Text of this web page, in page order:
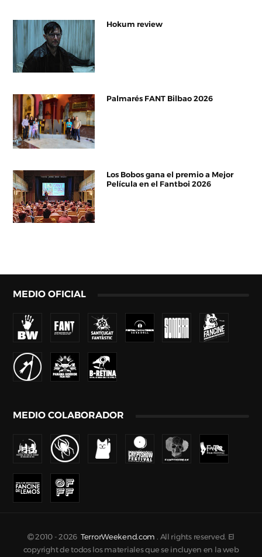
Hokum review
Palmarés FANT Bilbao 2026
Los Bobos gana el premio a Mejor
Película en el Fantboi 2026
MEDIO OFICIAL
MEDIO COLABORADOR
2010 -2026 TerrorWeekend.com . All rights reserved. El
copyright de todos los materiales que se incluyen en la web